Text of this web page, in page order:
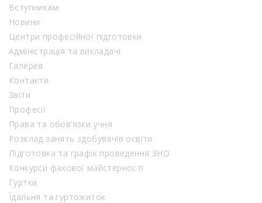
Вступникам
Новини
Центри професійної підготовки
Адміністрація та викладачі
Галерея
Контакти
Звіти
Професії
Права та обов’язки учня
Розклад занять здобувачів освіти
Підготовка та графік проведення ЗНО
Конкурси фахової майстерності
Гуртки
Їдальня та гуртожиток